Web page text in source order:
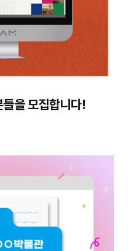
을 모집합니다!